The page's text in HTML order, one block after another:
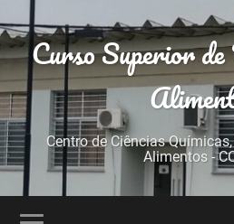
Curso Superior de
Centro de Ciências
Alimentos -